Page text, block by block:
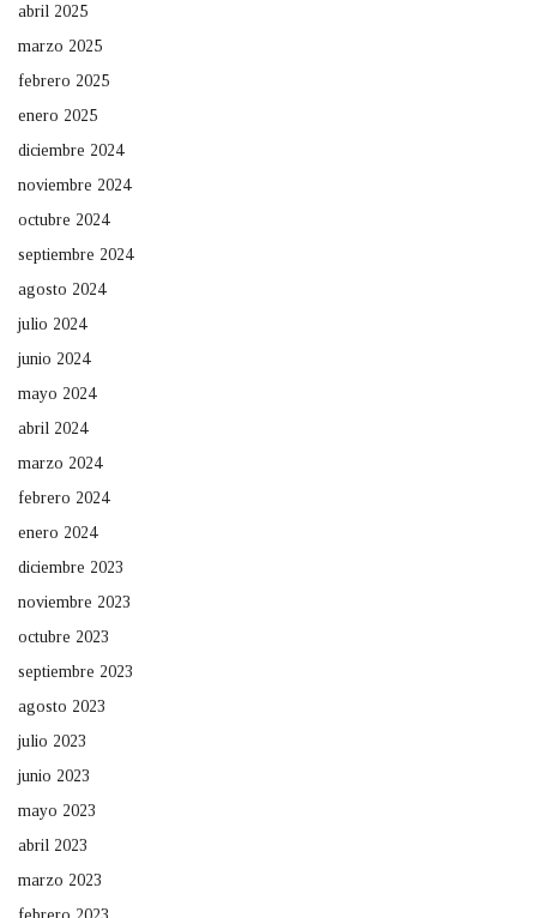
abril 2025
marzo 2025
febrero 2025
enero 2025
diciembre 2024
noviembre 2024
octubre 2024
septiembre 2024
agosto 2024
julio 2024
junio 2024
mayo 2024
abril 2024
marzo 2024
febrero 2024
enero 2024
diciembre 2023
noviembre 2023
octubre 2023
septiembre 2023
agosto 2023
julio 2023
junio 2023
mayo 2023
abril 2023
marzo 2023